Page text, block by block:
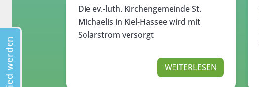
Die ev.-luth. Kirchengemeinde St.
Michaelis in Kiel-Hassee wird mit
Solarstrom versorgt
WEITERLESEN